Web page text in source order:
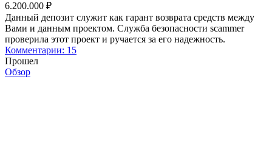
6.200.000 ₽
Данный депозит служит как гарант возврата средств между
Вами и данным проектом. Служба безопасности scammer
проверила этот проект и ручается за его надежность.
Комментарии: 15
Прошел
Обзор